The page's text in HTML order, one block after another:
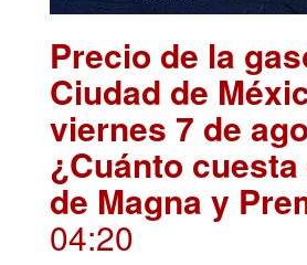
Precio de la
Ciudad de
viernes 7 de
¿Cuánto
de Magna y
04:20